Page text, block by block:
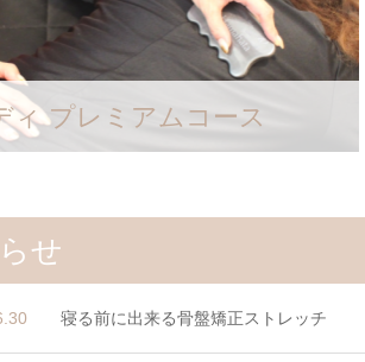
ィ プレミアムコース
せ
寝る前に出来る骨盤矯正ストレッチ